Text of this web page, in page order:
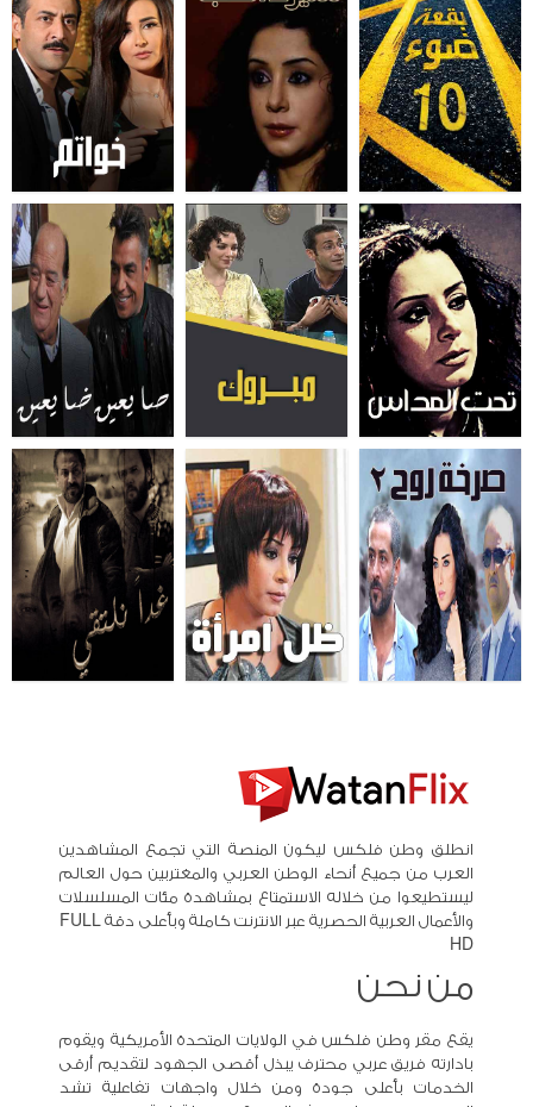
انطلق وطن فلكس ليكون المنصة التي تجمع المشاهدين
العرب من جميع أنحاء الوطن العربي والمغتربين حول العالم
ليستطيعوا من خلاله الاستمتاع بمشاهدة مئات المسلسلات
والأعمال العربية الحصرية عبر الانترنت كاملة وبأعلى دقة FULL
HD
من نحن
يقع مقر وطن فلكس في الولايات المتحدة الأمريكية ويقوم
بادارته فريق عربي محترف يبذل أقصى الجهود لتقديم أرقى
الخدمات بأعلى جودة ومن خلال واجهات تفاعلية تشد